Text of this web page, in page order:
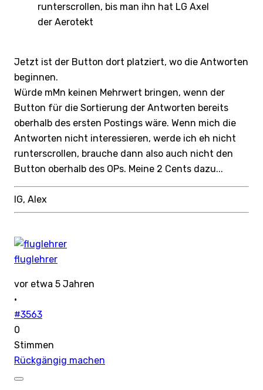
runterscrollen, bis man ihn hat LG Axel
der Aerotekt
Jetzt ist der Button dort platziert, wo die Antworten
beginnen.
Würde mMn keinen Mehrwert bringen, wenn der
Button für die Sortierung der Antworten bereits
oberhalb des ersten Postings wäre. Wenn mich die
Antworten nicht interessieren, werde ich eh nicht
runterscrollen, brauche dann also auch nicht den
Button oberhalb des OPs. Meine 2 Cents dazu...
lG, Alex
fluglehrer
vor etwa 5 Jahren
·
#3563
0
Stimmen
Rückgängig machen